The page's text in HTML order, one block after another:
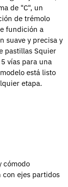
de "C", un
de trémolo
fundición a
suave y precisa y
pastillas Squier
vías para una
está listo
etapa.
cómodo
con ejes partidos